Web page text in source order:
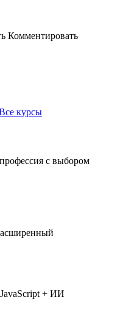
Комментировать
курсы
с выбором
+ ИИ